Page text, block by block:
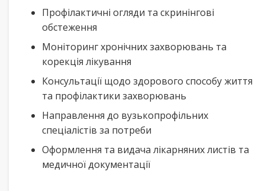
Профілактичні огляди та скринінгові
обстеження
Моніторинг хронічних захворювань та
корекція лікування
Консультації щодо здорового способу життя
та профілактики захворювань
Направлення до вузькопрофільних
спеціалістів за потреби
Оформлення та видача лікарняних листів та
медичної документації